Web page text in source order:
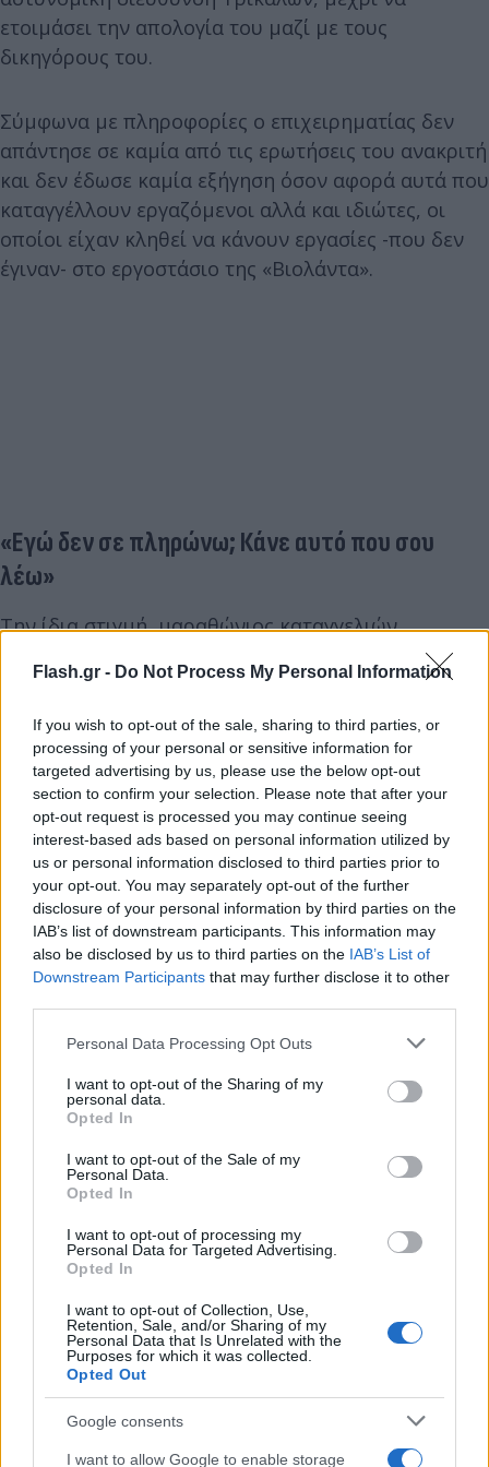
Flash.gr - Do Not Process My Personal Information
If you wish to opt-out of the sale, sharing to third parties, or
processing of your personal or sensitive information for
targeted advertising by us, please use the below opt-out
section to confirm your selection. Please note that after your
opt-out request is processed you may continue seeing
interest-based ads based on personal information utilized by
us or personal information disclosed to third parties prior to
your opt-out. You may separately opt-out of the further
disclosure of your personal information by third parties on the
IAB’s list of downstream participants. This information may
also be disclosed by us to third parties on the IAB’s List of
Downstream Participants that may further disclose it to other
Please note that this website/app uses one or more Google
not limited to your visit or usage behaviour. You may click to
grant or deny consent to Google and its third-party tags to
use your data for below specified purposes in below Google
consent section.
Personal Data Processing Opt Outs
I want to opt-out of the Sharing of my
personal data.
Opted In
I want to opt-out of the Sale of my
Personal Data.
Opted In
I want to opt-out of processing my
Personal Data for Targeted Advertising.
Opted In
I want to opt-out of Collection, Use,
Retention, Sale, and/or Sharing of my
Personal Data that Is Unrelated with the
Purposes for which it was collected.
Opted Out
Google consents
I want to allow Google to enable storage
ετοιμάσει την απολογία του μαζί με τους
δικηγόρους του.
Σύμφωνα με πληροφορίες ο επιχειρηματίας δεν
απάντησε σε καμία από τις ερωτήσεις του ανακριτή
και δεν έδωσε καμία εξήγηση όσον αφορά αυτά που
καταγγέλλουν εργαζόμενοι αλλά και ιδιώτες, οι
οποίοι είχαν κληθεί να κάνουν εργασίες -που δεν
έγιναν- στο εργοστάσιο της «Βιολάντα».
«Εγώ δεν σε πληρώνω; Κάνε αυτό που σου
λέω»
Την ίδια στιγμή, μαραθώνιος καταγγελιών
οδήγησαν τις Αρχές στην εκ νέου σύλληψη του
ιδιοκτήτη, καθώς εργαζόμενοι είχαν αναφέρει στο
παρελθόν την έντονη μυρωδιά προπανίου που
υπήρχε στον χώρο πριν την τραγωδία.